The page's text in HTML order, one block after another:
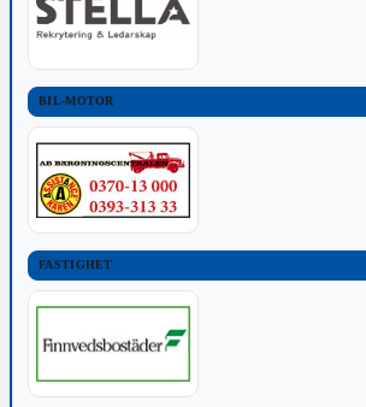
BIL-MOTOR
FASTIGHET